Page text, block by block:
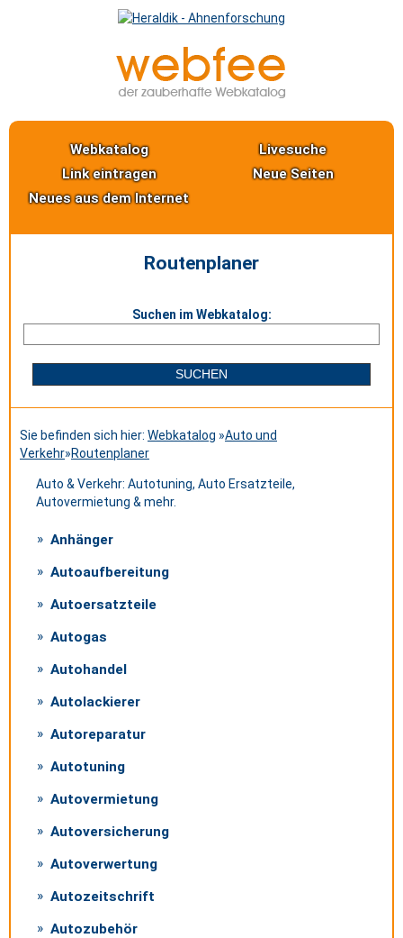
Webkatalog
Livesuche
Link eintragen
Neue Seiten
Neues aus dem Internet
Routenplaner
Suchen im Webkatalog:
Sie befinden sich hier: Webkatalog »Auto und
Verkehr»Routenplaner
Auto & Verkehr: Autotuning, Auto Ersatzteile,
Autovermietung & mehr.
Anhänger
Autoaufbereitung
Autoersatzteile
Autogas
Autohandel
Autolackierer
Autoreparatur
Autotuning
Autovermietung
Autoversicherung
Autoverwertung
Autozeitschrift
Autozubehör